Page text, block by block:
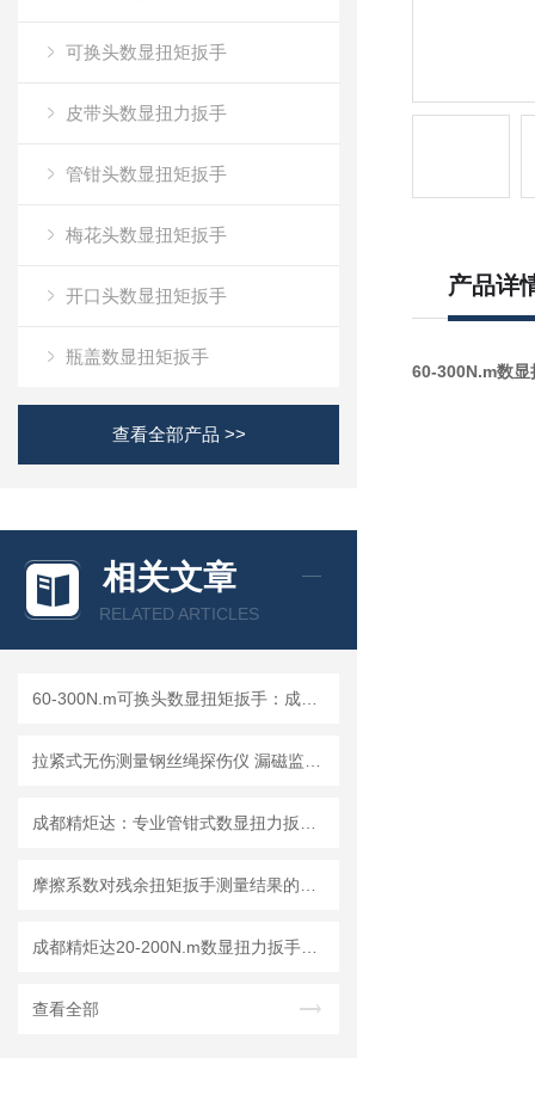
可换头数显扭矩扳手
皮带头数显扭力扳手
管钳头数显扭矩扳手
梅花头数显扭矩扳手
开口头数显扭矩扳手
瓶盖数显扭矩扳手
查看全部产品 >>
相关文章
RELATED ARTICLES
查看全部
产品详
60-300N.m数显